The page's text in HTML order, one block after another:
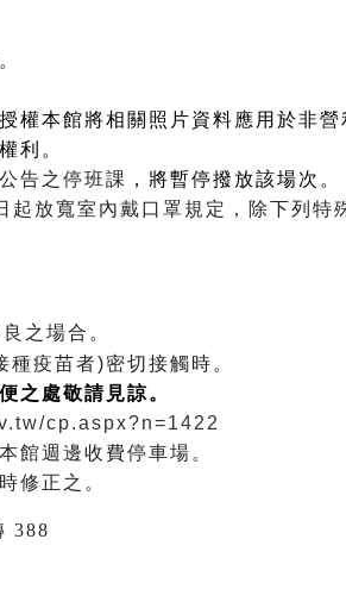
權本館將相關照片資料應用於非
利。
告之停班課 ，將暫停撥放該場次。
放寬室內戴口罩規定，除下列特
之場合。
疫苗者)密切接觸時。
之處敬請見諒。
cp.aspx?n=1422
館週邊收費停車場。
修正之。
388